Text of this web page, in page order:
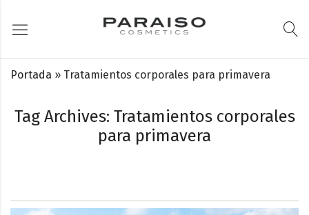
Tag Archives: Tratamientos corporales
para primavera
Portada » Tratamientos corporales para primavera